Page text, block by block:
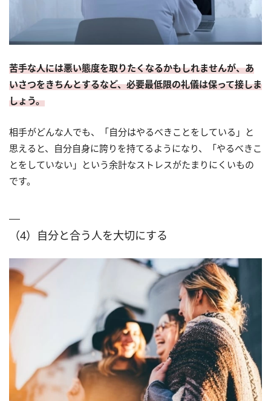
苦手な人には悪い態度を取りたくなるかもしれませんが、あ
いさつをきちんとするなど、必要最低限の礼儀は保って接しま
しょう。
相手がどんな人でも、「自分はやるべきことをしている」と
思えると、自分自身に誇りを持てるようになり、「やるべきこ
とをしていない」という余計なストレスがたまりにくいもの
です。
（4）自分と合う人を大切にする